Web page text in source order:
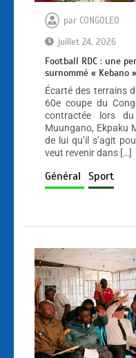
par CONGOLEO
juillet 24, 2026
Football RDC : une
surnommé « Kebano
Écarté des terrains
60e coupe du
contractée lors
Muungano, Ekpaku
de lui qu’il s’agit
veut revenir dans […]
Général Sport